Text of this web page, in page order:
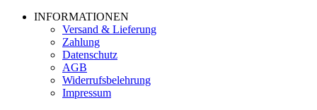
INFORMATIONEN
Versand & Lieferung
Zahlung
Datenschutz
AGB
Widerrufsbelehrung
Impressum